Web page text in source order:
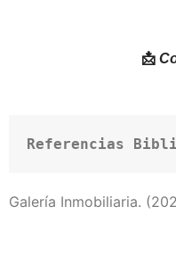
📩
Referencias
Galería Inmobiliaria.